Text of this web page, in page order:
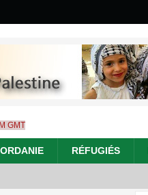
GMT
RÉFUGIÉS